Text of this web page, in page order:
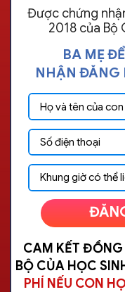
Được chứng
2018 của
BA MẸ
NHẬN ĐĂNG
CAM KẾT ĐỒNG
BỘ CỦA HỌC
PHÍ NẾU CON